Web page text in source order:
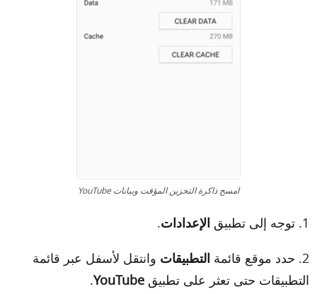
امسح ذاكرة التخزين المؤقت وبيانات YouTube
1. توجه إلى تطبيق الإعدادات.
2. حدد موقع قائمة التطبيقات وانتقل لأسفل عبر قائمة
التطبيقات حتى تعثر على تطبيقYouTube
.